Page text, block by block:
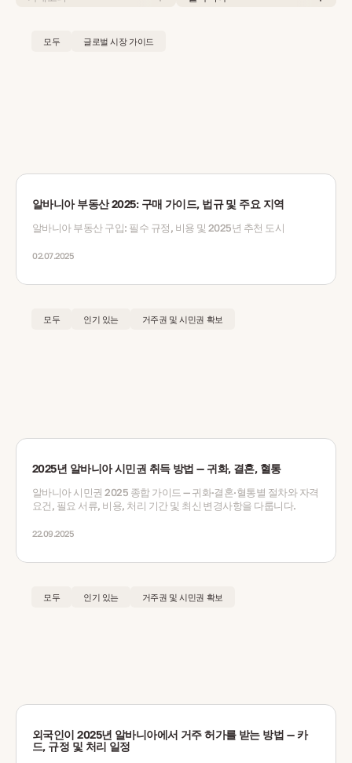
모두 글로벌 시장 가이드
알바니아 부동산 2025: 구매 가이드, 법규 및 주요 지역
알바니아 부동산 구입: 필수 규정, 비용 및 2025년 추천 도시
02.07.2025
모두 인기 있는 거주권 및 시민권 확보
2025년 알바니아 시민권 취득 방법 — 귀화, 결혼, 혈통
알바니아 시민권 2025 종합 가이드 — 귀화·결혼·혈통별 절차와 자격
요건, 필요 서류, 비용, 처리 기간 및 최신 변경사항을 다룹니다.
22.09.2025
모두 인기 있는 거주권 및 시민권 확보
외국인이 2025년 알바니아에서 거주 허가를 받는 방법 — 카
드, 규정 및 처리 일정